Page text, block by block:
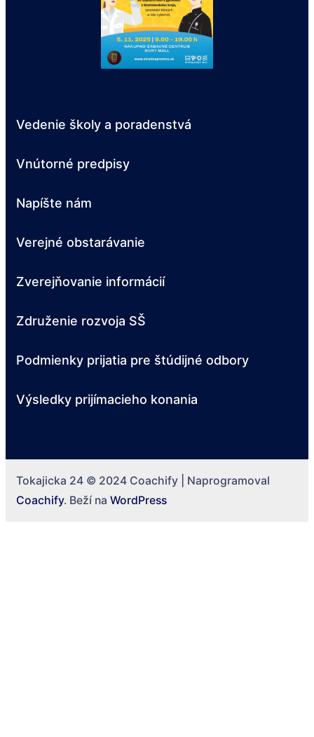
Vedenie školy a poradenstvá
Vnútorné predpisy
Napíšte nám
Verejné obstarávanie
Zverejňovanie informácií
Združenie rozvoja SŠ
Podmienky prijatia pre štúdijné odbory
Výsledky prijímacieho konania
Tokajicka 24 © 2024 Coachify | Naprogramoval
Coachify. Beží na WordPress